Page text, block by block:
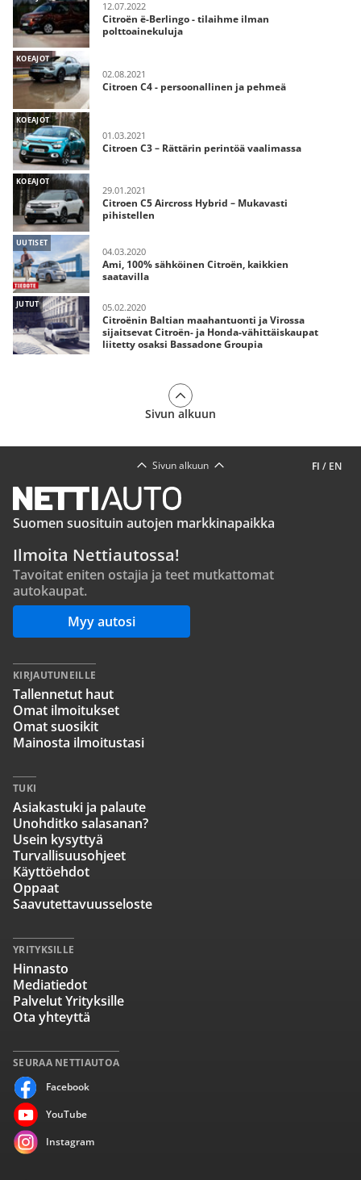
12.07.2022
Citroën ë-Berlingo - tilaihme ilman
polttoainekuluja
KOEAJOT
02.08.2021
Citroen C4 - persoonallinen ja pehmeä
KOEAJOT
01.03.2021
Citroen C3 – Rättärin perintöä vaalimassa
KOEAJOT
29.01.2021
Citroen C5 Aircross Hybrid – Mukavasti
pihistellen
UUTISET
04.03.2020
Ami, 100% sähköinen Citroën, kaikkien
saatavilla
JUTUT 05.02.2020
Citroënin Baltian maahantuonti ja Virossa
sijaitsevat Citroën- ja Honda-vähittäiskaupat
liitetty osaksi Bassadone Groupia
Sivun alkuun
FI / EN
Sivun alkuun
Suomen suosituin autojen markkinapaikka
Ilmoita Nettiautossa!
Tavoitat eniten ostajia ja teet mutkattomat
autokaupat.
Myy autosi
SEURAA NETTIAUTOA
Facebook
YouTube
Instagram
KIRJAUTUNEILLE
Tallennetut haut
Omat ilmoitukset
Omat suosikit
Mainosta ilmoitustasi
TUKI
Asiakastuki ja palaute
Unohditko salasanan?
Usein kysyttyä
Turvallisuusohjeet
Käyttöehdot
Oppaat
Saavutettavuusseloste
YRITYKSILLE
Hinnasto
Mediatiedot
Palvelut Yrityksille
Ota yhteyttä